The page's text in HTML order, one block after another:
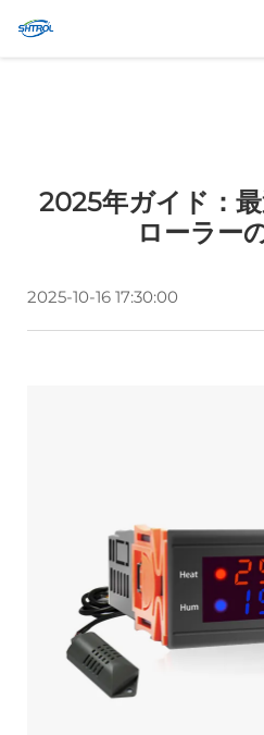
製品2025年ガイド：
ローラー
2025-10-16 17:30:00